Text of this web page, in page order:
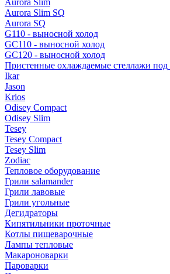
Aurora Slim
Aurora Slim SQ
Aurora SQ
G110 - выносной холод
GC110 - выносной холод
GC120 - выносной холод
Пристенные охлаждаемые стеллажи
Ikar
Jason
Krios
Odisey Compact
Odisey Slim
Tesey
Tesey Compact
Tesey Slim
Zodiac
Тепловое оборудование
Грили salamander
Грили лавовые
Грили угольные
Дегидраторы
Кипятильники проточные
Котлы пищеварочные
Лампы тепловые
Макароноварки
Пароварки